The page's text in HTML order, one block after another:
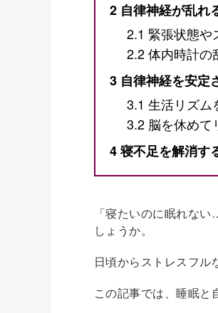
2 自律神経が乱れ
2.1 緊張状態や
2.2体内時計の
3 自律神経を安定
3.1 生活リズム
3.2 脳を休めて
4寝不足を解消す
「寝たいのに眠れな
しょうか。
日頃からストレスフ
この記事では、睡眠と